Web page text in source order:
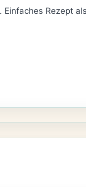
Rezept